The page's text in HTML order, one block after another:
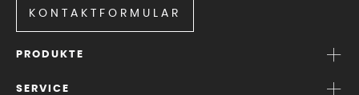
KONTAKTFORMULAR
PRODUKTE
SERVICE